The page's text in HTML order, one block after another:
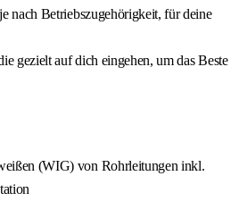
nach Betriebszugehörigkeit, für deine
gezielt auf dich eingehen, um das Beste
(WIG) von Rohrleitungen inkl.